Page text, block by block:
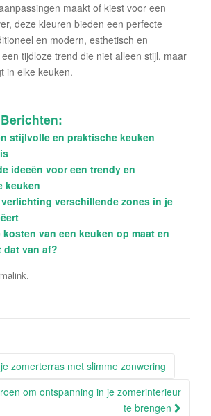
maakt of kiest voor een
deze kleuren bieden een perfecte
en modern, esthetisch en
tijdloze trend die niet alleen stijl, maar
in elke keuken.
stijlvolle en praktische keuken
ideeën voor een trendy en
keuken
verlichting verschillende zones in je
kosten van een keuken op maat en
dat van af?
.
zomerterras met slimme zonwering
om ontspanning in je zomerinterieur
te brengen